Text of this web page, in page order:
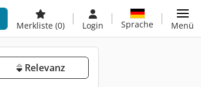
Merkliste (0) Login Sprache Menü
Relevanz